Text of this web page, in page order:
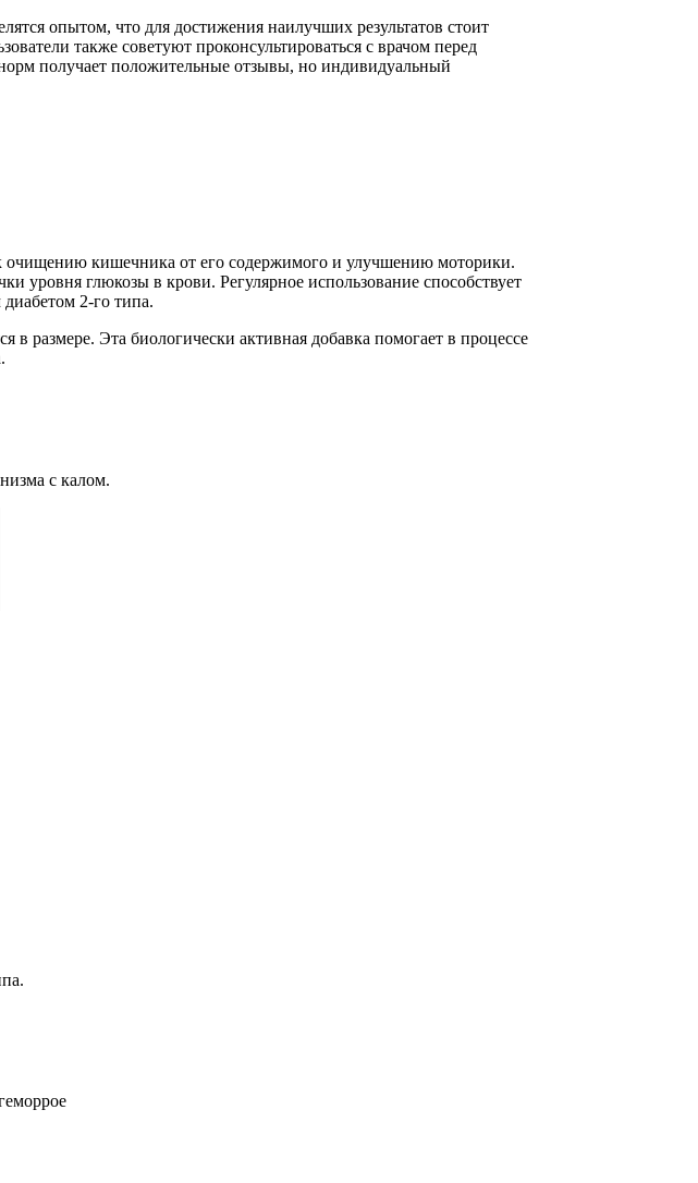
опытом, что для достижения наилучших результатов стоит
также советуют проконсультироваться с врачом перед
получает положительные отзывы, но индивидуальный
очищению кишечника от его содержимого и улучшению моторики.
уровня глюкозы в крови. Регулярное использование способствует
2-го типа.
размере. Эта биологически активная добавка помогает в процессе
с калом.